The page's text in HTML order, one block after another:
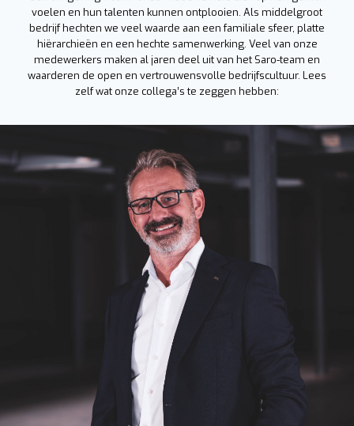
voelen en hun talenten kunnen ontplooien. Als middelgroot
bedrijf hechten we veel waarde aan een familiale sfeer, platte
hiërarchieën en een hechte samenwerking. Veel van onze
medewerkers maken al jaren deel uit van het Saro-team en
waarderen de open en vertrouwensvolle bedrijfscultuur. Lees
zelf wat onze collega’s te zeggen hebben: